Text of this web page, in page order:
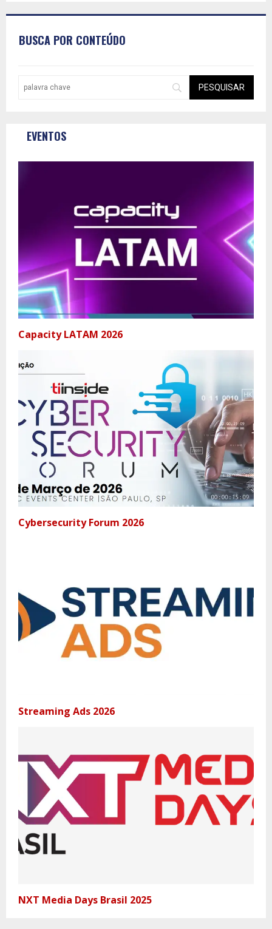
BUSCA POR CONTEÚDO
EVENTOS
Capacity LATAM 2026
Cybersecurity Forum 2026
Streaming Ads 2026
NXT Media Days Brasil 2025